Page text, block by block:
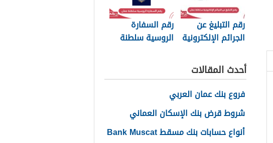
رقم التبليغ عن
الجرائم الإلكترونية
2026
رقم السفارة
الروسية سلطنة
أحدث المقالات
فروع بنك عمان العربي
شروط قرض بنك الإسكان العماني
أنواع حسابات بنك مسقط Bank Muscat